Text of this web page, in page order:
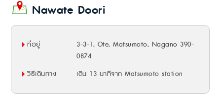
Nawate Doori
ที่อยู่
3-3-1, Ote, Matsumoto, Nagano 390-
0874
วิธีเดินทาง
เดิน 13 นาทีจาก Matsumoto station